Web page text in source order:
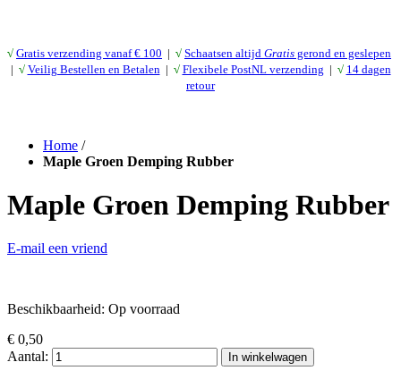
√ Gratis verzending vanaf € 100 | √ Schaatsen altijd Gratis gerond en geslepen
| √ Veilig Bestellen en Betalen | √ Flexibele PostNL verzending | √ 14 dagen
retour
Home /
Maple Groen Demping Rubber
Maple Groen Demping Rubber
E-mail een vriend
Beschikbaarheid: Op voorraad
€ 0,50
Aantal:
In winkelwagen